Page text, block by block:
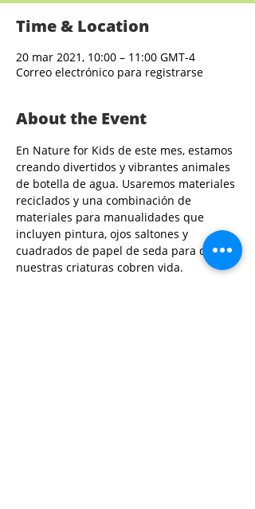
Time & Location
20 mar 2021, 10:00 – 11:00 GMT-4
Correo electrónico para registrarse
About the Event
En Nature for Kids de este mes, estamos
creando divertidos y vibrantes animales
de botella de agua. Usaremos materiales
reciclados y una combinación de
materiales para manualidades que
incluyen pintura, ojos saltones y
cuadrados de papel de seda para que
nuestras criaturas cobren vida.